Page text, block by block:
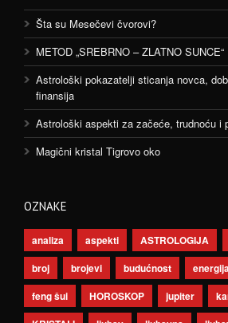
Šta su Mesečevi čvorovi?
METOD „SREBRNO – ZLATNO SUNCE“
Astrološki pokazatelji sticanja novca,
finansija
Astrološki aspekti za začeće, trudnoću i
Magični kristal Tigrovo oko
OZNAKE
analiza aspekti ASTROLOGIJA
broj
brojevi budućnost
feng šui
HOROSKOP jupiter